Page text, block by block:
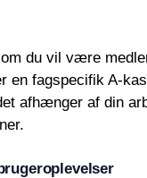
du vil være
en fagspecifik A-
afhænger af din